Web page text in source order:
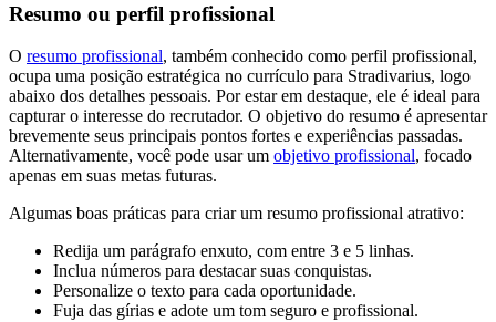
Resumo ou perfil profissional
O resumo profissional, também conhecido como perfil profissional,
ocupa uma posição estratégica no currículo para Stradivarius, logo
abaixo dos detalhes pessoais. Por estar em destaque, ele é ideal para
capturar o interesse do recrutador. O objetivo do resumo é apresentar
brevemente seus principais pontos fortes e experiências passadas.
Alternativamente, você pode usar um objetivo profissional, focado
apenas em suas metas futuras.
Algumas boas práticas para criar um resumo profissional atrativo:
Redija um parágrafo enxuto, com entre 3 e 5 linhas.
Inclua números para destacar suas conquistas.
Personalize o texto para cada oportunidade.
Fuja das gírias e adote um tom seguro e profissional.